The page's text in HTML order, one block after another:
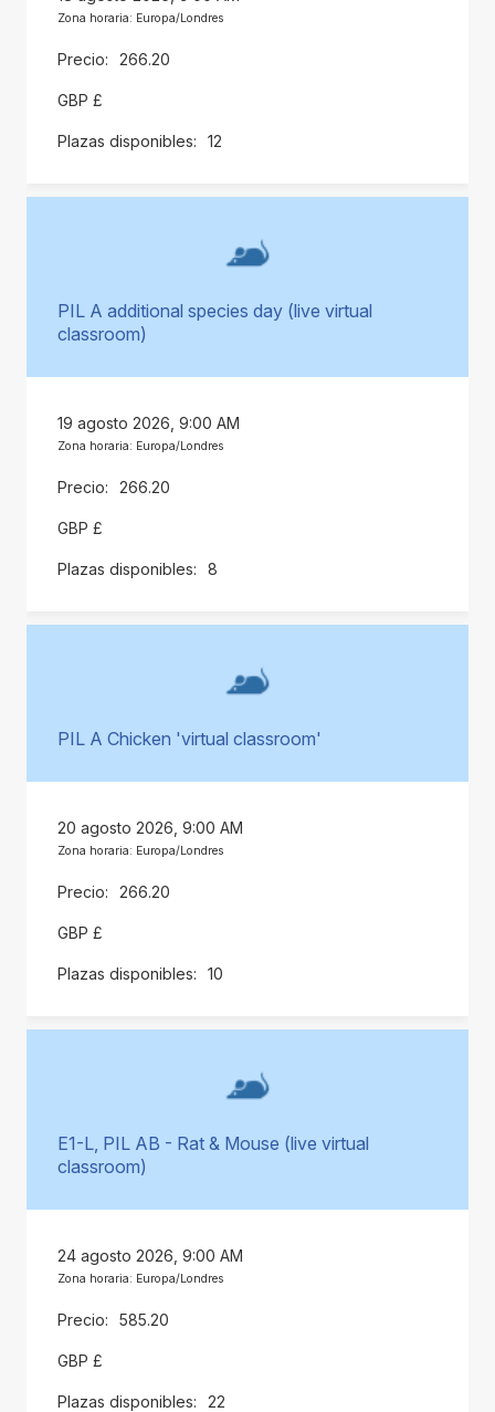
Zona horaria: Europa/Londres
266.20
GBP £
12
PIL A additional species day (live virtual
classroom)
19 agosto 2026, 9:00 AM
Zona horaria: Europa/Londres
266.20
GBP £
8
PIL A Chicken 'virtual classroom'
20 agosto 2026, 9:00 AM
Zona horaria: Europa/Londres
266.20
GBP £
10
E1-L, PIL AB - Rat & Mouse (live virtual
classroom)
24 agosto 2026, 9:00 AM
Zona horaria: Europa/Londres
585.20
GBP £
22